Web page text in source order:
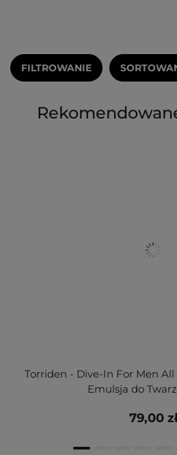
FILTROWANIE
Torriden - Dive-In For Men
Emulsja do
79,00 zł